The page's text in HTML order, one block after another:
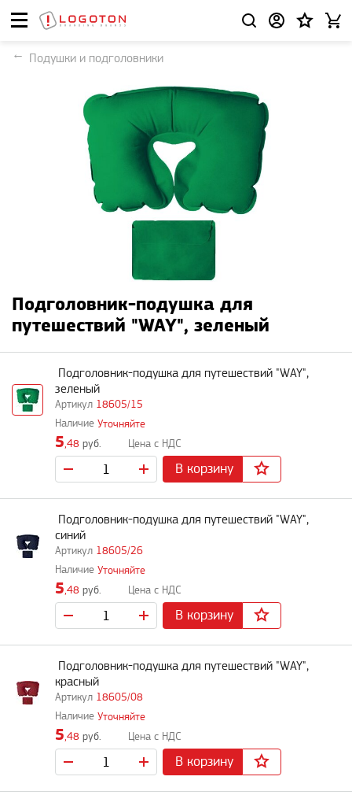
Подушки и подголовники
Подголовник-подушка для
путешествий "WAY", зеленый
18605/15
Подголовник-подушка для путешествий "WAY",
зеленый
Уточняйте
5,48 руб.
В корзину
18605/26
Подголовник-подушка для путешествий "WAY",
синий
Уточняйте
5,48 руб.
В корзину
18605/08
Подголовник-подушка для путешествий "WAY",
красный
Уточняйте
5,48 руб.
В корзину